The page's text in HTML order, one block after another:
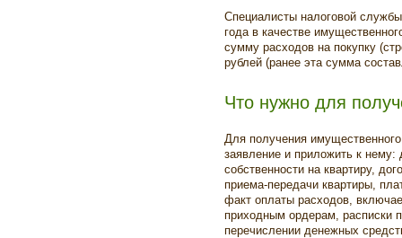
Специалисты налоговой
года в качестве
сумму расходов на покупку
рублей (ранее эта сумма
Что нужно для
Для получения
заявление и приложить к
собственности на квартиру,
приема-передачи квартиры,
факт оплаты расходов,
приходным ордерам, расписки
перечислении денежных